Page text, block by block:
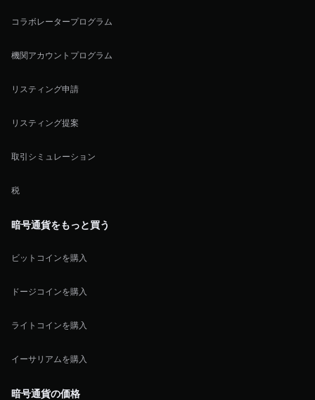
コラボレータープログラム
機関アカウントプログラム
リスティング申請
リスティング提案
取引シミュレーション
税
暗号通貨をもっと買う
ビットコインを購入
ドージコインを購入
ライトコインを購入
イーサリアムを購入
暗号通貨の価格